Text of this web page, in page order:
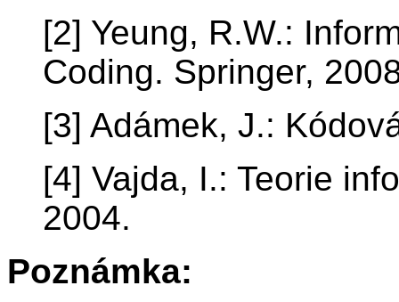
[2] Yeung, R.W.:
Coding. Springer,
[3] Adámek, J.:
[4] Vajda, I.: Teorie
2004.
Poznámka: